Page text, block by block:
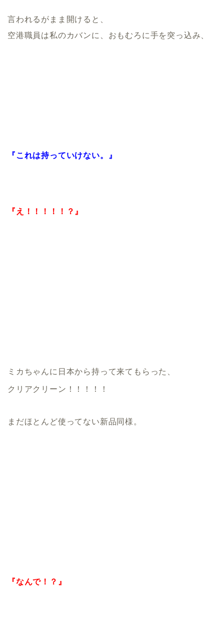
言われるがまま開けると、
空港職員は私のカバンに、おもむろに手を突っ込み、
『これは持っていけない。』
『え！！！！！？』
ミカちゃんに日本から持って来てもらった、
クリアクリーン！！！！！
まだほとんど使ってない新品同様。
『なんで！？』